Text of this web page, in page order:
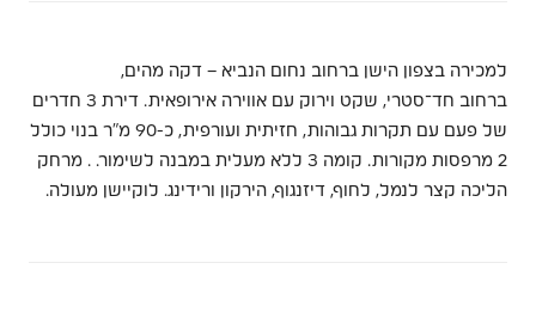
למכירה בצפון הישן ברחוב נחום הנביא – דקה מהים,
ברחוב חד־סטרי, שקט וירוק עם אווירה אירופאית. דירת 3 חדרים
של פעם עם תקרות גבוהות, חזיתית ועורפית, כ-90 מ”ר בנוי כולל
2 מרפסות מקורות. קומה 3 ללא מעלית במבנה לשימור. . מרחק
הליכה קצר לנמל, לחוף, דיזנגוף, הירקון ורידינג. לוקיישן מעולה.